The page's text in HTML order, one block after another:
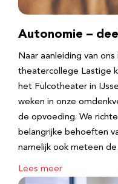
Autonomie –
Naar aanleiding van
theatercollege Lastige
het Fulcotheater in
weken in onze
de opvoeding. We
belangrijke behoeften
namelijk ook meteen
Lees meer